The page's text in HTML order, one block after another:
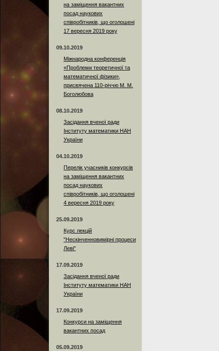
на заміщення вакантних
посад наукових
співробітників, що оголошені
17 вересня 2019 року
09.10.2019
Міжнародна конференція
«Проблеми теоретичної та
математичної фізики»,
присвячена 110-річчю М. М.
Боголюбова
08.10.2019
Засідання вченої ради
Інституту математики НАН
України
04.10.2019
Перелік учасників конкурсів
на заміщення вакантних
посад наукових
співробітників, що оголошені
4 вересня 2019 року
25.09.2019
Курс лекцій
"Нескінченновимірні процеси
Леві"
17.09.2019
Засідання вченої ради
Інституту математики НАН
України
17.09.2019
Конкурси на заміщення
вакантних посад
05.09.2019